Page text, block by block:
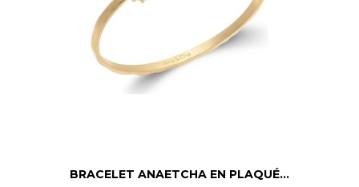
BRACELET ANAETCHA EN PLAQUÉ...